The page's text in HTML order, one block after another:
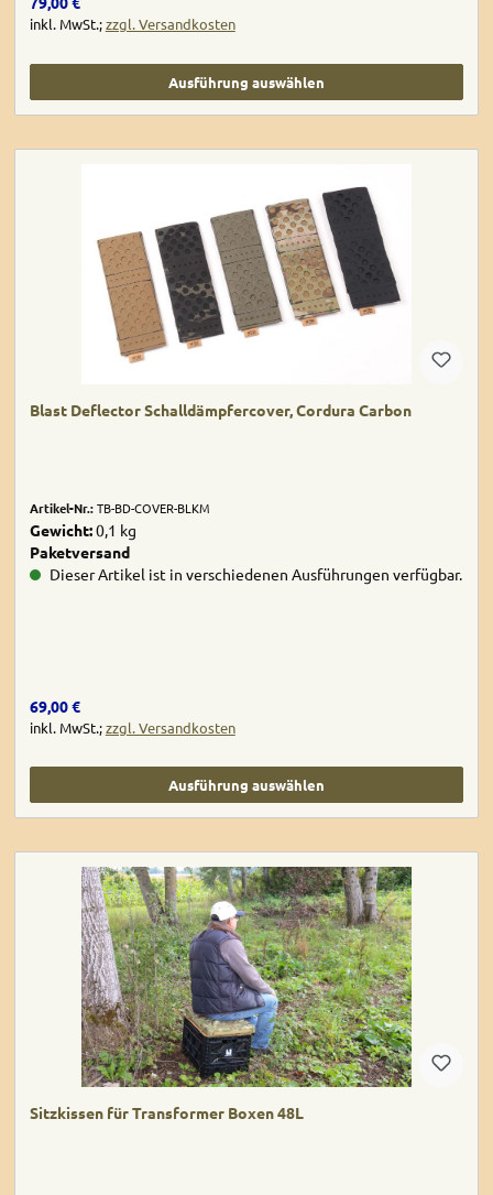
inkl. MwSt.;zzgl. Versandkosten
Ausführung auswählen
Blast Deflector Schalldämpfercover, Cordura Carbon
Artikel-Nr.:TB-BD-COVER-BLKM
Gewicht:0,1 kg
Paketversand
Dieser Artikel ist in verschiedenen Ausführungen verfügbar.
Regulärer Preis:
69,00 €
inkl. MwSt.;zzgl. Versandkosten
Ausführung auswählen
Sitzkissen für Transformer Boxen 48L